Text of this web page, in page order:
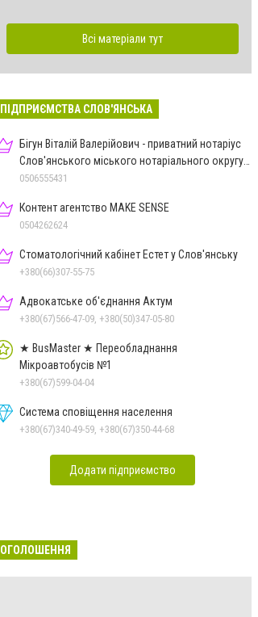
Всі матеріали тут
ПІДПРИЄМСТВА СЛОВ'ЯНСЬКА
Бігун Віталій Валерійович - приватний нотаріус
Слов'янського міського нотаріального округу
Дон.обл.
0506555431
Контент агентство MAKE SENSE
0504262624
Стоматологічний кабінет Естет у Слов'янську
+380(66)307-55-75
Адвокатське об'єднання Актум
+380(67)566-47-09, +380(50)347-05-80
★ BusMaster ★ Переобладнання
Мікроавтобусів №1
+380(67)599-04-04
Система сповіщення населення
+380(67)340-49-59, +380(67)350-44-68
Додати підприємство
ОГОЛОШЕННЯ